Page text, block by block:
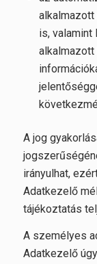
is, valamint
alkalmazott
A jog
irányulhat,
Adatkezelő
tájékoztatás
A személyes
Adatkezelő